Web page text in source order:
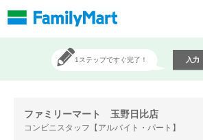
1ステップですぐ完了！ 入力
ファミリーマート 玉野日比店
コンビニスタッフ【アルバイト・パート】